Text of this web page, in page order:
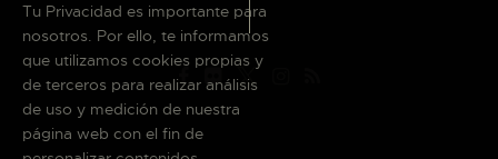
Tu Privacidad es importante para
nosotros. Por ello, te informamos
que utilizamos cookies propias y
de terceros para realizar análisis
de uso y medición de nuestra
página web con el fin de